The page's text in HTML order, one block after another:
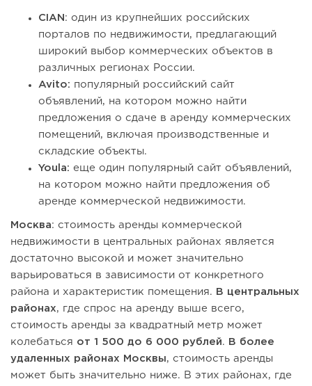
CIAN : один из крупнейших российских
порталов по недвижимости, предлагающий
широкий выбор коммерческих объектов в
различных регионах России.
Avito: популярный российский сайт
объявлений, на котором можно найти
предложения о сдаче в аренду коммерческих
помещений, включая производственные и
складские объекты.
Youla: еще один популярный сайт объявлений,
на котором можно найти предложения об
аренде коммерческой недвижимости.
Москва: стоимость аренды коммерческой
недвижимости в центральных районах является
достаточно высокой и может значительно
варьироваться в зависимости от конкретного
района и характеристик помещения.
В центральных
районах, где спрос на аренду выше всего,
стоимость аренды за квадратный метр может
колебаться от 1 500 до 6 000 рублей.
В более
удаленных районах Москвы, стоимость аренды
может быть значительно ниже. В этих районах, где